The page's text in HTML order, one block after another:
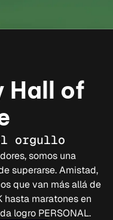
Hall of
orgullo
somos una
superarse. Amistad,
que van más allá de
hasta maratones en
logro PERSONAL.